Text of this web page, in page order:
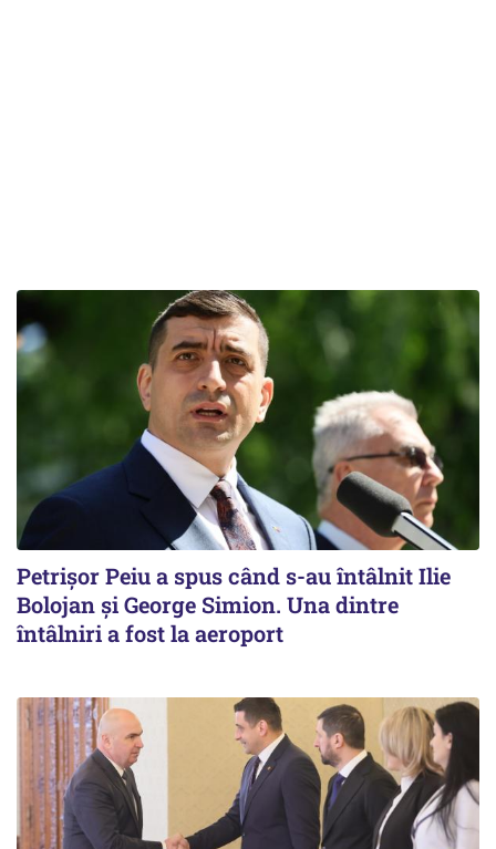
Petrişor Peiu a spus când s-au întâlnit Ilie
Bolojan şi George Simion. Una dintre
întâlniri a fost la aeroport